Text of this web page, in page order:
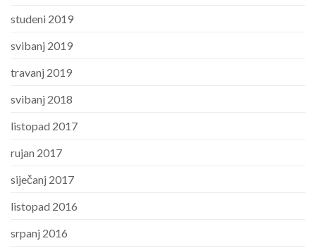
studeni 2019
svibanj 2019
travanj 2019
svibanj 2018
listopad 2017
rujan 2017
siječanj 2017
listopad 2016
srpanj 2016